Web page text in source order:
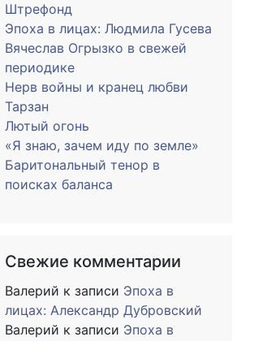
Штрефонд
Эпоха в лицах: Людмила Гусева
Вячеслав Огрызко в свежей
периодике
Нерв войны и кранец любви
Тарзан
Лютый огонь
«Я знаю, зачем иду по земле»
Баритональный тенор в
поисках баланса
Свежие комментарии
Валерий к записи Эпоха в
лицах: Александр Дубровский
Валерий к записи Эпоха в